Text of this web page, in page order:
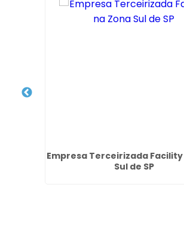
Empresa Terceirizada
Sul de SP